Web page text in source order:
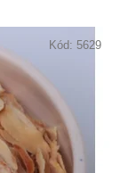
Kód: 5629